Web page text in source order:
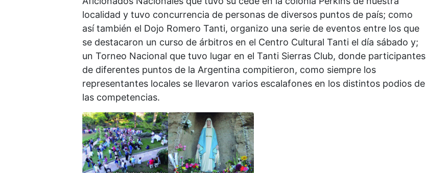
localidad y tuvo concurrencia de personas de diversos puntos de país; como
así también el Dojo Romero Tanti, organizo una serie de eventos entre los que
se destacaron un curso de árbitros en el Centro Cultural Tanti el día sábado y;
un Torneo Nacional que tuvo lugar en el Tanti Sierras Club, donde participantes
de diferentes puntos de la Argentina compitieron, como siempre los
representantes locales se llevaron varios escalafones en los distintos podios de
las competencias.